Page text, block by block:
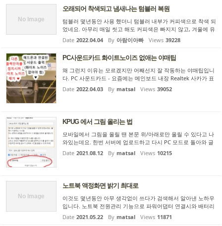
No Image
오래되어 착색되고 냄새나는 텀블러 복원
텀블러 몇년동안 사용 했더니 텀블러 내부가 커피색으로 착색 되
었네요. 아무리 매일 씻고 해도 커피색은 빠지지 않고, 겨울에 유
자차와 홍차등 여러가지 음료를 태워 마셨더니 커피를 마셔도 유
자맛이 나는 신기한 경험을 했습니다. 오래 사용하기도 해서
Date 2022.04.04 By 아람이아빠 Views 39228
PC사운드카드 화이트노이즈 없애는 야매팁
왜 그런지 이유는 모르겠지만 어째선지 잘 작동하는 야매팁입니
다. PC 사운드카드 - 요즘에는 메인보드 내장 Realtek 사카가 표
준이죠 - 는 화이트 노이즈로 악명이 높습니다. 그래서 USB DAC
같은 걸 쓰시는 분들이 많은데요. 그런데 제가 쓰는 USB DAC...
Date 2022.04.03 By matsal Views 39052
KPUG 에서 그림 올리는 법
모바일에서 그림을 올릴 땐 본문 위/아래로만 올릴 수 있다고 나
와있는데요. 한번 서버에 업로드하고 다시 PC 모드로 돌아와 글
을 편집하면 본문 삽입 기능으로 원하는 위치로 바꿀 수 있으므
로 이전처럼 자유롭게 배치할 수 있습니다. 순서 1. 크롬에서 F12
Date 2021.08.12 By matsal Views 10215
No Image
노트북 액정화면 밝기 최대로
이것도 몇년동안 아무 생각없이 쓰다가 검색해서 알아낸 노하우
입니다. 노트북 전원관리 기능으로 파워어댑터 연결시와 배터리
사용시 밝기를 조절하거나, 주위 광량에 따라 자동 조절하는 기
능 등은 윈도10 의 제어판을 통해 바로 조절할 수 있습니다. 여기
Date 2021.05.22 By matsal Views 11871